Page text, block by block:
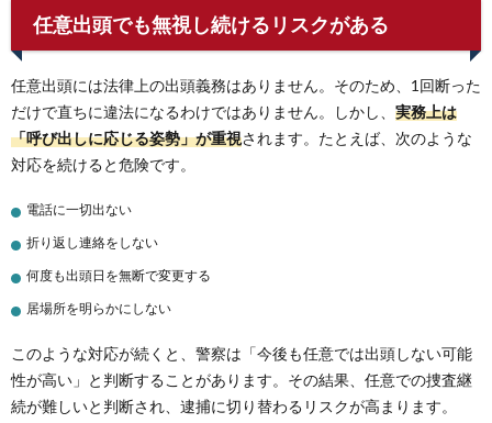
任意出頭でも無視し続けるリスクがある
任意出頭には法律上の出頭義務はありません。そのため、1回断った
だけで直ちに違法になるわけではありません。しかし、 実務上は
「呼び出しに応じる姿勢」が重視されます。たとえば、次のような
対応を続けると危険です。
電話に一切出ない
折り返し連絡をしない
何度も出頭日を無断で変更する
居場所を明らかにしない
このような対応が続くと、警察は「今後も任意では出頭しない可能
性が高い」と判断することがあります。その結果、任意での捜査継
続が難しいと判断され、逮捕に切り替わるリスクが高まります。